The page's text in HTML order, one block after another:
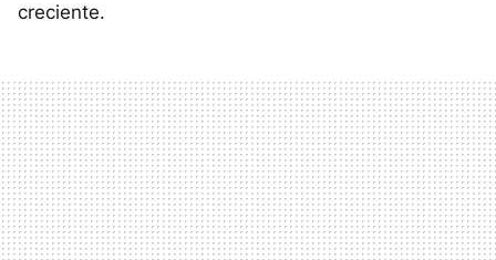
creciente.